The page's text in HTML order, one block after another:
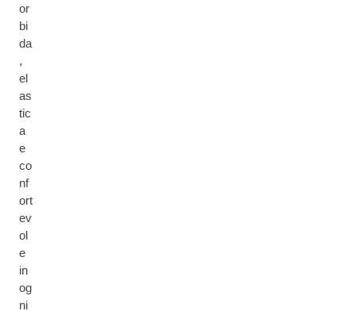
or
bi
da
,
el
as
tic
a
e
co
nf
ort
ev
ol
e
in
og
ni